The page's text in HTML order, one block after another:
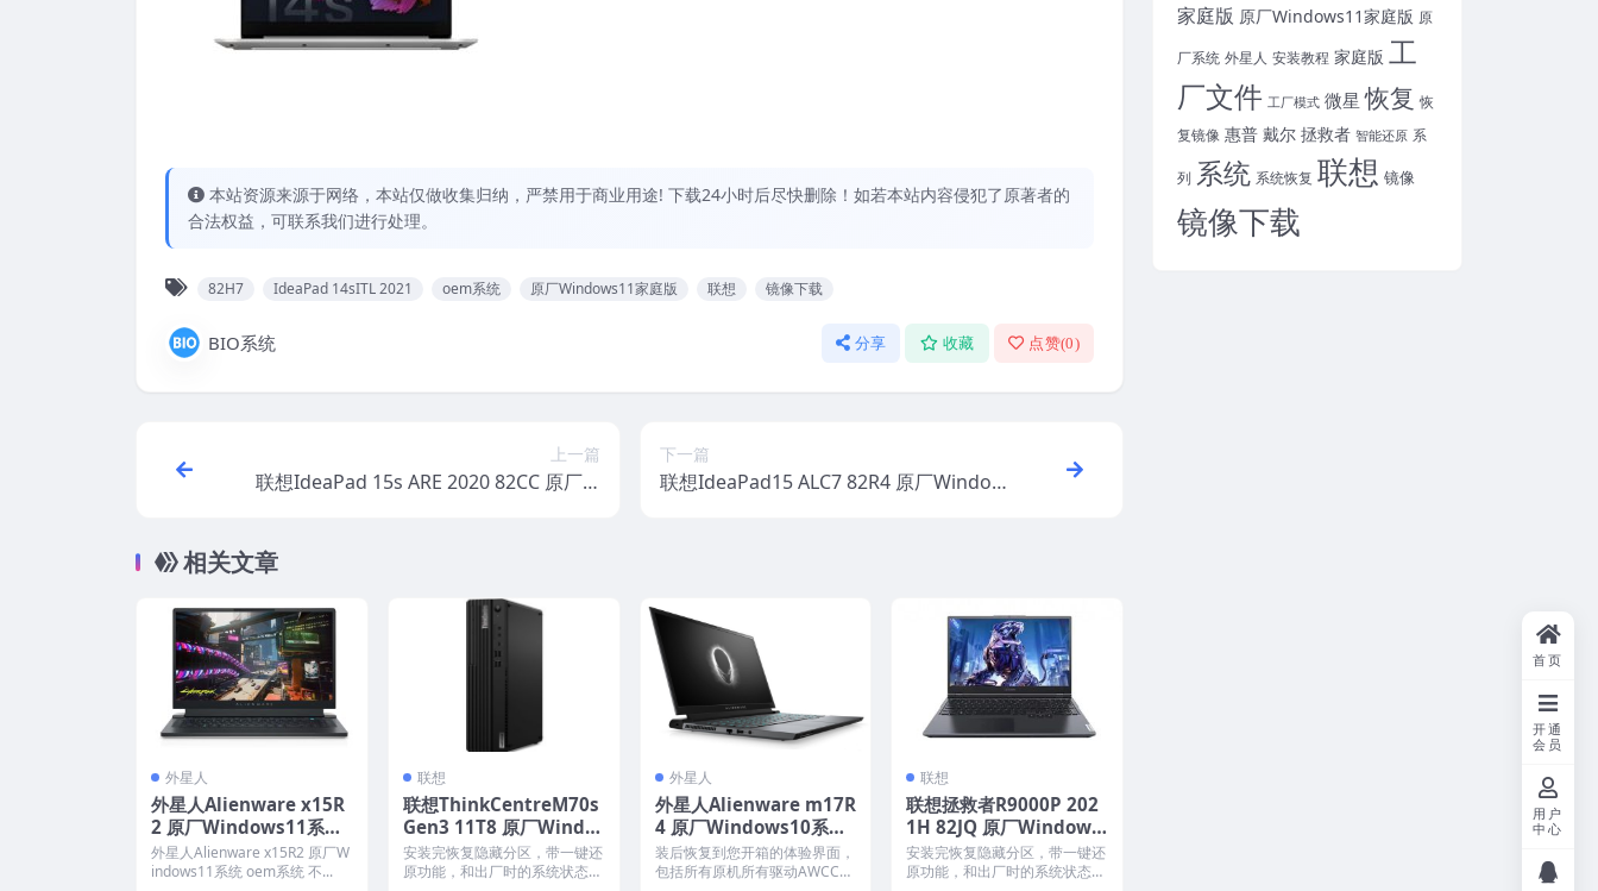
本站资源来源于网络，本站仅做收集归纳，严禁用于商业用途! 下载24小时后尽快删除！如若本站内容侵犯了原著者的
合法权益，可联系我们进行处理。
82H7 IdeaPad 14sITL 2021 oem系统 原厂Windows11家庭版 联想 镜像下载
BIO系统 分享 收藏 点赞(0)
上一篇
联想IdeaPad 15s ARE 2020 82CC 原厂W
下一篇
联想IdeaPad15 ALC7 82R4 原厂Window
相关文章
外星人
外星人Alienware x15R
2 原厂Windows11系统
oem系统 不带F12一键还
原
外星人Alienware x15R2 原厂W
indows11系统 oem系统 不...
联想
联想ThinkCentreM70s
Gen3 11T8 原厂Windo
ws10专业版 oem系统镜
像下载
安装完恢复隐藏分区，带一键还
原功能，和出厂时的系统状态一
外星人
外星人Alienware m17R
4 原厂Windows10系统
oem系统 带F12 Suppor
tAssist OS Recovery恢
装后恢复到您开箱的体验界面，
包括所有原机所有驱动AWCC，
联想
联想拯救者R9000P 202
1H 82JQ 原厂Windows
11家庭中文版恢复镜像
原厂oem系统
安装完恢复隐藏分区，带一键还
原功能，和出厂时的系统状态一
家庭版 原厂Windows11家庭版 原
厂系统 外星人 安装教程 家庭版 工
厂文件 工厂模式 微星 恢复 恢
复镜像 惠普 戴尔 拯救者 智能还原 系
列 系统 系统恢复 联想 镜像
镜像下载
首页
开通
会员
用户
中心